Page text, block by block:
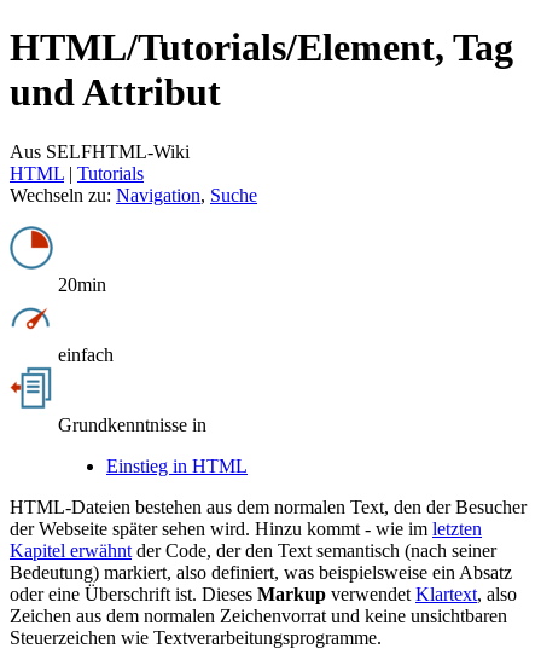
HTML/Tutorials/Element, Tag
und Attribut
Aus SELFHTML-Wiki
HTML ‎ | Tutorials
Wechseln zu: Navigation, Suche
20min
einfach
Grundkenntnisse in
Einstieg in HTML
HTML-Dateien bestehen aus dem normalen Text, den der Besucher
der Webseite später sehen wird. Hinzu kommt - wie im letzten
Kapitel erwähnt der Code, der den Text semantisch (nach seiner
Bedeutung) markiert, also definiert, was beispielsweise ein Absatz
oder eine Überschrift ist. Dieses Markup verwendet Klartext, also
Zeichen aus dem normalen Zeichenvorrat und keine unsichtbaren
Steuerzeichen wie Textverarbeitungsprogramme.